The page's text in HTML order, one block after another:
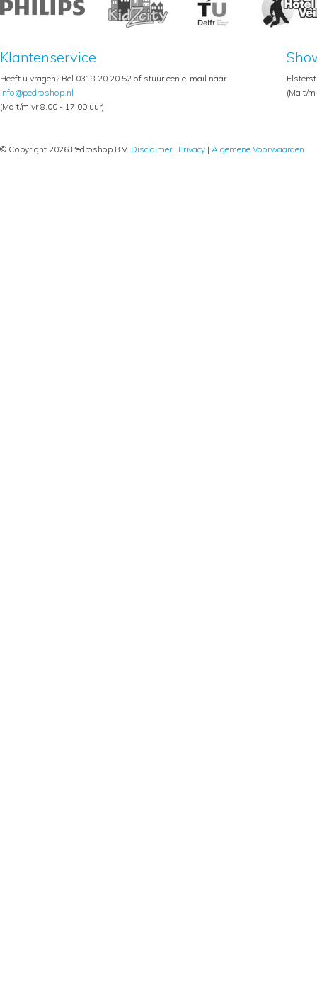
Klantenservice
Heeft u vragen? Bel 0318 20 20 52 of stuur een e-mail naar
info@pedroshop.nl
(Ma t/m vr 8.00 - 17.00 uur)
(Ma t/
© Copyright 2026 Pedroshop B.V. Disclaimer| Privacy | Algemene Voorwaarden